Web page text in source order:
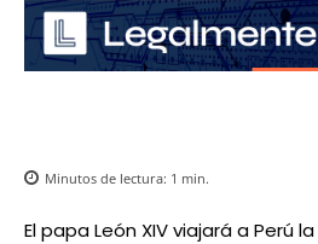
Minutos de lectura: 1 min.
El papa León XIV viajará a Perú